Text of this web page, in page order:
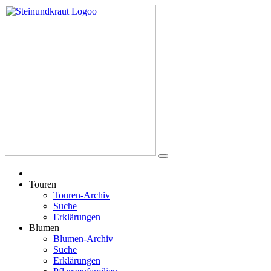
Touren
Touren-Archiv
Suche
Erklärungen
Blumen
Blumen-Archiv
Suche
Erklärungen